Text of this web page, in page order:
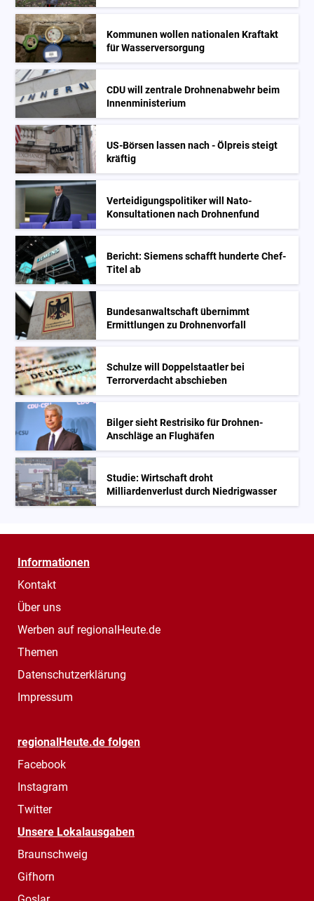
Kommunen wollen nationalen Kraftakt
für Wasserversorgung
CDU will zentrale Drohnenabwehr beim
Innenministerium
US-Börsen lassen nach - Ölpreis steigt
kräftig
Verteidigungspolitiker will Nato-
Konsultationen nach Drohnenfund
Bericht: Siemens schafft hunderte Chef-
Titel ab
Bundesanwaltschaft übernimmt
Ermittlungen zu Drohnenvorfall
Schulze will Doppelstaatler bei
Terrorverdacht abschieben
Bilger sieht Restrisiko für Drohnen-
Anschläge an Flughäfen
Studie: Wirtschaft droht
Milliardenverlust durch Niedrigwasser
Informationen
Kontakt
Über uns
Werben auf regionalHeute.de
Themen
Datenschutzerklärung
Impressum
regionalHeute.de folgen
Facebook
Instagram
Twitter
Unsere Lokalausgaben
Braunschweig
Gifhorn